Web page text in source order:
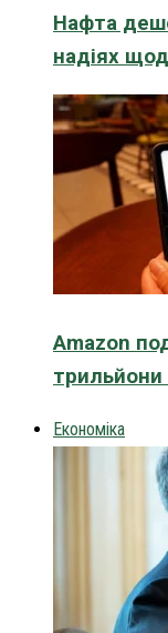
Нафта
надіях
Amazon
трильйони
Економіка